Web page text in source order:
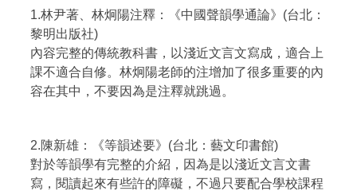
1.林尹著、林炯陽注釋：《中國聲韻學通論》(台北：
黎明出版社)
內容完整的傳統教科書，以淺近文言文寫成，適合上
課不適合自修。林炯陽老師的注增加了很多重要的內
容在其中，不要因為是注釋就跳過。
2.陳新雄：《等韻述要》(台北：藝文印書館)
對於等韻學有完整的介紹，因為是以淺近文言文書
寫，閱讀起來有些許的障礙，不過只要配合學校課程